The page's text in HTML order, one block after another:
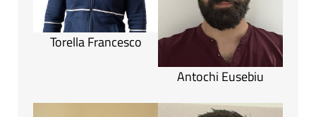
Torella Francesco
Antochi Eusebiu